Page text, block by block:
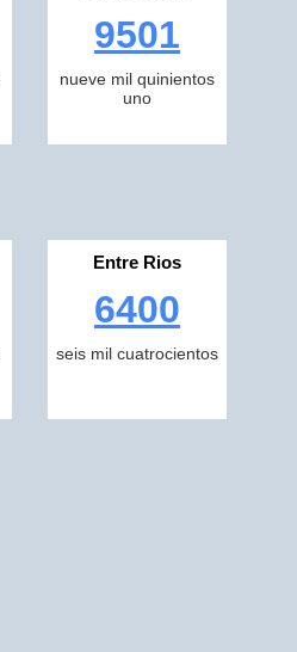
9501
nueve mil quinientos
uno
Entre Rios
6400
seis mil cuatrocientos